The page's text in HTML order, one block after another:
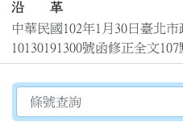
沿 革
中華民國102年1月30日臺北
10130191300號函修正全文107
切換選擇法規資訊內容